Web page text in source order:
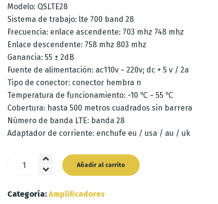
Modelo: QSLTE28
Sistema de trabajo: lte 700 band 28
Frecuencia: enlace ascendente: 703 mhz 748 mhz
Enlace descendente: 758 mhz 803 mhz
Ganancia: 55 ± 2dB
Fuente de alimentación: ac110v ~ 220v; dc + 5 v / 2a
Tipo de conector: conector hembra n
Temperatura de funcionamiento: -10 ℃ ~ 55 ℃
Cobertura: hasta 500 metros cuadrados sin barrera
Número de banda LTE: banda 28
Adaptador de corriente: enchufe eu / usa / au / uk
Amplificador
Añadir al carrito
Categoría:Amplificadores